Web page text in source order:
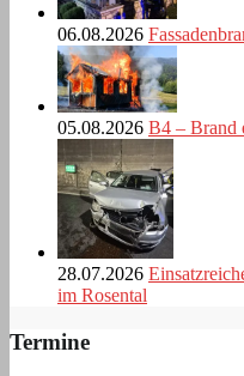
06.08.2026
05.08.2026 B4 – Brand
28.07.2026
im Rosental
Termine